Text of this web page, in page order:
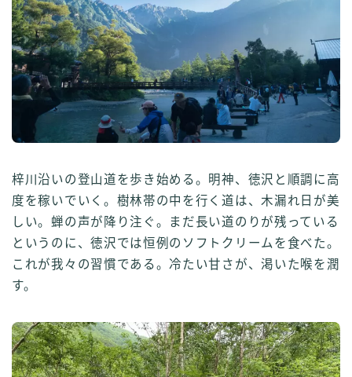
梓川沿いの登山道を歩き始める。明神、徳沢と順調に高
度を稼いでいく。樹林帯の中を行く道は、木漏れ日が美
しい。蝉の声が降り注ぐ。まだ長い道のりが残っている
というのに、徳沢では恒例のソフトクリームを食べた。
これが我々の習慣である。冷たい甘さが、渇いた喉を潤
す。